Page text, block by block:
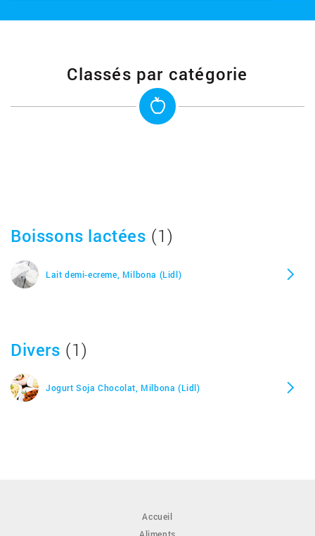
Classés par catégorie
Boissons lactées (1)
Lait demi-ecreme, Milbona (Lidl)
Divers (1)
Jogurt Soja Chocolat, Milbona (Lidl)
Accueil